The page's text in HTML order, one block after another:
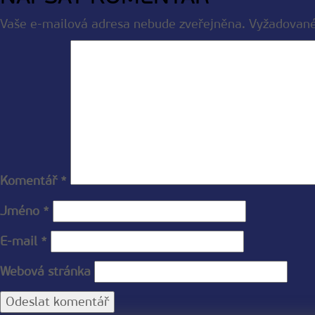
Vaše e-mailová adresa nebude zveřejněna.
Komentář *
Jméno *
E-mail *
Webová stránka